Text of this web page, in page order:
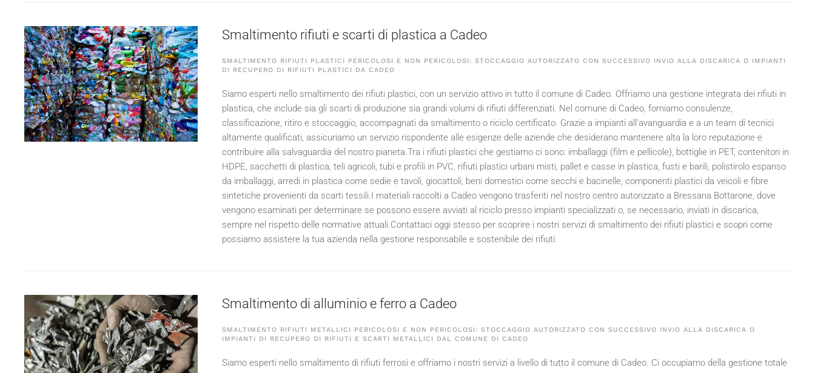
Smaltimento rifiuti e scarti di plastica a Cadeo
SMALTIMENTO RIFIUTI PLASTICI PERICOLOSI E NON PERICOLOSI: STOCCAGGIO AUTORIZZATO CON SUCCESSIVO INVIO ALLA DISCARICA O IMPIANTI
DI RECUPERO DI RIFIUTI PLASTICI DA CADEO
Siamo esperti nello smaltimento dei rifiuti plastici, con un servizio attivo in tutto il comune di Cadeo. Offriamo una gestione integrata dei rifiuti in
plastica, che include sia gli scarti di produzione sia grandi volumi di rifiuti differenziati. Nel comune di Cadeo, forniamo consulenze,
classificazione, ritiro e stoccaggio, accompagnati da smaltimento o riciclo certificato. Grazie a impianti all'avanguardia e a un team di tecnici
altamente qualificati, assicuriamo un servizio rispondente alle esigenze delle aziende che desiderano mantenere alta la loro reputazione e
contribuire alla salvaguardia del nostro pianeta.Tra i rifiuti plastici che gestiamo ci sono: imballaggi (film e pellicole), bottiglie in PET, contenitori in
HDPE, sacchetti di plastica, teli agricoli, tubi e profili in PVC, rifiuti plastici urbani misti, pallet e casse in plastica, fusti e barili, polistirolo espanso
da imballaggi, arredi in plastica come sedie e tavoli, giocattoli, beni domestici come secchi e bacinelle, componenti plastici da veicoli e fibre
sintetiche provenienti da scarti tessili.I materiali raccolti a Cadeo vengono trasferiti nel nostro centro autorizzato a Bressana Bottarone, dove
vengono esaminati per determinare se possono essere avviati al riciclo presso impianti specializzati o, se necessario, inviati in discarica,
sempre nel rispetto delle normative attuali.Contattaci oggi stesso per scoprire i nostri servizi di smaltimento dei rifiuti plastici e scopri come
possiamo assistere la tua azienda nella gestione responsabile e sostenibile dei rifiuti.
Smaltimento di alluminio e ferro a Cadeo
SMALTIMENTO RIFIUTI METALLICI PERICOLOSI E NON PERICOLOSI: STOCCAGGIO AUTORIZZATO CON SUCCESSIVO INVIO ALLA DISCARICA O
IMPIANTI DI RECUPERO DI RIFIUTI E SCARTI METALLICI DAL COMUNE DI CADEO
Siamo esperti nello smaltimento di rifiuti ferrosi e offriamo i nostri servizi a livello di tutto il comune di Cadeo. Ci occupiamo della gestione totale